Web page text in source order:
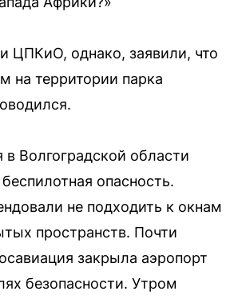
ЦПКиО, однако, заявили, что
на территории парка
Волгоградской области
опасность.
не подходить к окнам
пространств. Почти
закрыла аэропорт
безопасности. Утром